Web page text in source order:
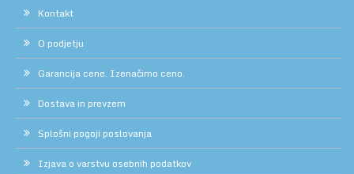
Kontakt
O podjetju
Garancija cene. Izenačimo ceno.
Dostava in prevzem
Splošni pogoji poslovanja
Izjava o varstvu osebnih podatkov